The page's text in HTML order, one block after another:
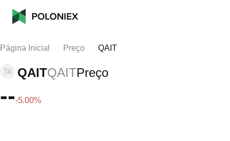
Página Inicial Preço QAIT
QAITQAITPreço
---5.00%